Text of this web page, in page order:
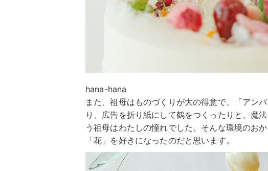
hana-hana
また、祖母はものづくりが大の得意で、「アン
り、広告を折り紙にして鶴をつくったりと、魔
う祖母はわたしの憧れでした。そんな環境のお
「花」を好きになったのだと思います。